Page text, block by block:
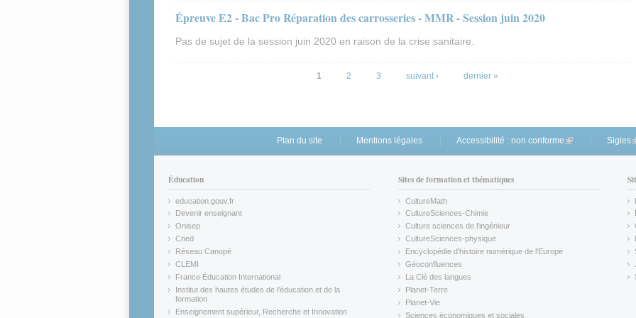
Épreuve E2 - Bac Pro Réparation des carrosseries - MMR - Session juin 2020
Pas de sujet de la session juin 2020 en raison de la crise sanitaire.
1 2 3 suivant › dernier »
Plan du site Mentions légales Accessibilité : non conforme (link is external)
Sigles
Éducation
education.gouv.fr
(link is external)
Devenir enseignant
(link is external)
Onisep
(link is external)
Cned
(link is external)
Réseau Canopé
(link is external)
CLEMI
(link is external)
France Éducation International
(link is external)
Institut des hautes études de l'éducation et de la
formation
(link is external)
Enseignement supérieur, Recherche et Innovation
Sites de formation et thématiques
CultureMath
(link is external)
CultureSciences-Chimie
(link is external)
Culture sciences de l'ingénieur
CultureSciences-physique
(link is external)
Encyclopédie d'histoire numérique de l'Europe
(link is external)
Géoconfluences
(link is external)
La Clé des langues
(link is external)
Planet-Terre
(link is external)
Planet-Vie
(link is external)
Sciences économiques et sociales